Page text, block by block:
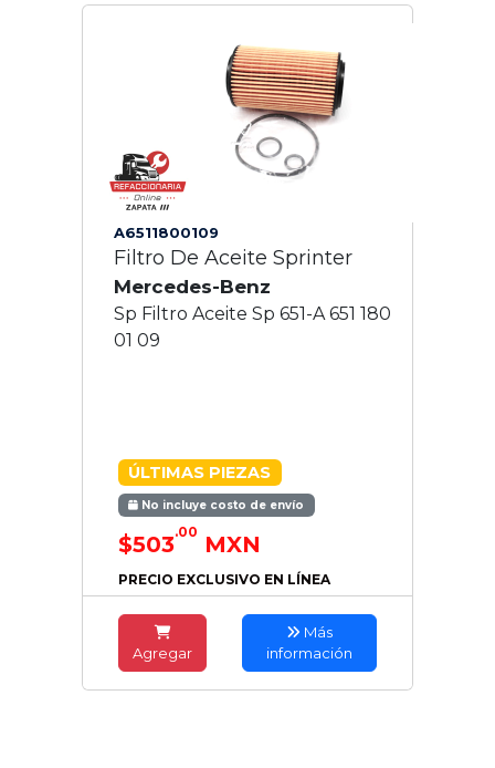
A6511800109
Filtro De Aceite Sprinter
Mercedes-Benz
Sp Filtro Aceite Sp 651-A 651 180
01 09
ÚLTIMAS PIEZAS
No incluye costo de envío
$503.00 MXN
PRECIO EXCLUSIVO EN LÍNEA
Agregar
Más
información